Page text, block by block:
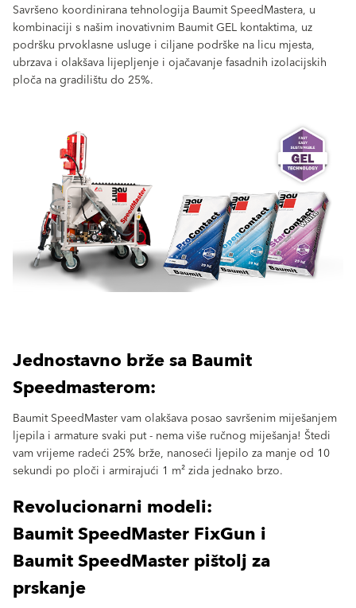
Savršeno koordinirana tehnologija Baumit SpeedMastera, u
kombinaciji s našim inovativnim Baumit GEL kontaktima, uz
podršku prvoklasne usluge i ciljane podrške na licu mjesta,
ubrzava i olakšava lijepljenje i ojačavanje fasadnih izolacijskih
ploča na gradilištu do 25%.
Jednostavno brže sa Baumit
Speedmasterom:
Baumit SpeedMaster vam olakšava posao savršenim miješanjem
ljepila i armature svaki put - nema više ručnog miješanja! Štedi
vam vrijeme radeći 25% brže, nanoseći ljepilo za manje od 10
sekundi po ploči i armirajući 1 m² zida jednako brzo.
Revolucionarni modeli:
Baumit SpeedMaster FixGun i
Baumit SpeedMaster pištolj za
prskanje